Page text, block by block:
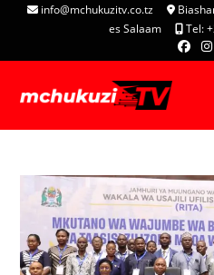
info@mchukuzitv.co.tz
es Salaam
Tel: